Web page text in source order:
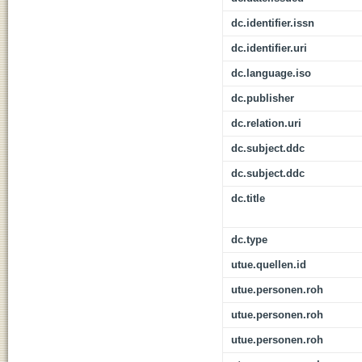
dc.identifier.issn
dc.identifier.uri
dc.language.iso
dc.publisher
dc.relation.uri
dc.subject.ddc
dc.subject.ddc
dc.title
dc.type
utue.quellen.id
utue.personen.roh
utue.personen.roh
utue.personen.roh